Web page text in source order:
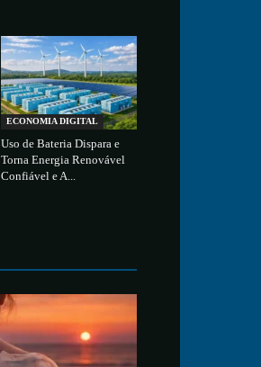
ECONOMIA DIGITAL
Uso de Bateria Dispara e
Torna Energia Renovável
Confiável e A...